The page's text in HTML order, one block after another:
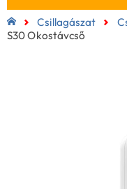
Csillagászat
S30 Okostávcső